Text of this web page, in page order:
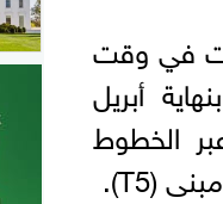
في وقت
أبريل
الخطوط